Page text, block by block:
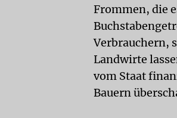
Frommen, die
Verbrauchern,
Landwirte
vom Staat
Bauern